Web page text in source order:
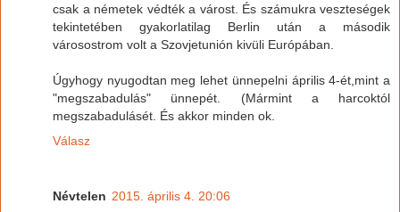
csak a németek védték a várost. És számukra veszteségek
tekintetében gyakorlatilag Berlin után a második
városostrom volt a Szovjetunión kivüli Európában.
Úgyhogy nyugodtan meg lehet ünnepelni április 4-ét,mint a
"megszabadulás" ünnepét. (Mármint a harcoktól
megszabadulásét. És akkor minden ok.
Válasz
Névtelen 2015. április 4. 20:06